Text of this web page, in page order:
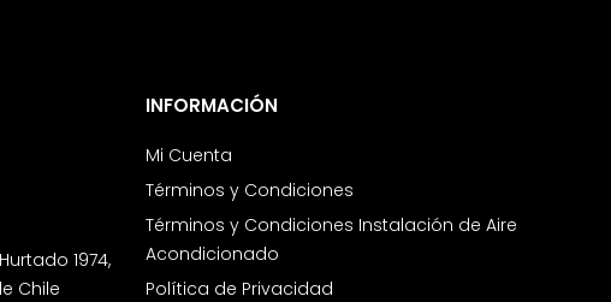
1974,
Chile
INFORMACIÓN
Mi Cuenta
Términos y Condiciones
Términos y Condiciones Instalación de Aire
Acondicionado
Política de Privacidad